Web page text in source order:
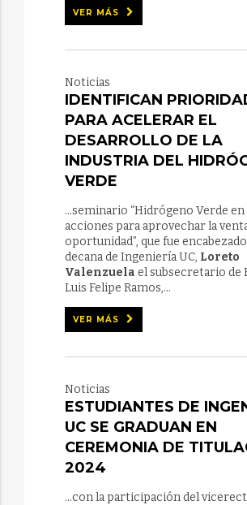
VER MÁS
Noticias
IDENTIFICAN
PARA ACELERAR EL
DESARROLLO DE LA
INDUSTRIA DEL
VERDE
...seminario “Hidrógeno Verde en
acciones para aprovechar la
oportunidad”, que fue
decana de Ingeniería UC, Loreto
Valenzuela el subsecretario de
Luis Felipe Ramos,...
VER MÁS
Noticias
ESTUDIANTES DE
UC SE GRADUAN EN
CEREMONIA DE
2024
...con la participación del